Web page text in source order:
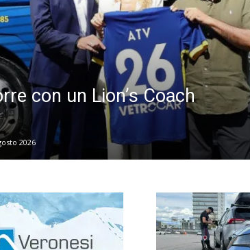
con un Lion’s Coach
2026